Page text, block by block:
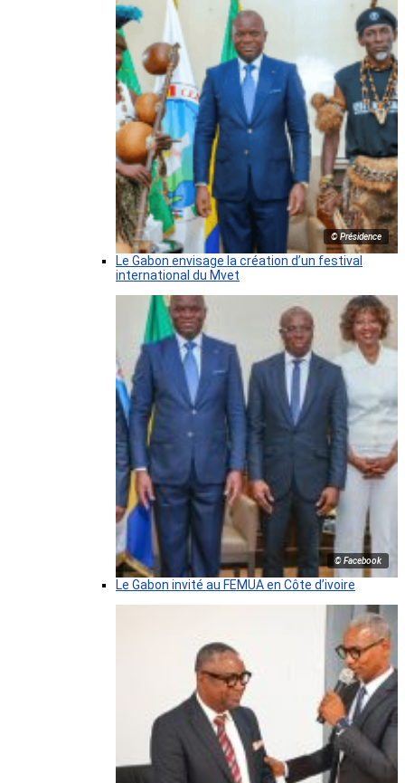
© Présidence
Le Gabon envisage la création d’un festival
international du Mvet
© Facebook
Le Gabon invité au FEMUA en Côte d’ivoire